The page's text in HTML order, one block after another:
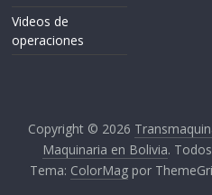
Videos de
operaciones
Copyright © 2026
Maquinaria en Bolivia.
Tema: ColorMag por